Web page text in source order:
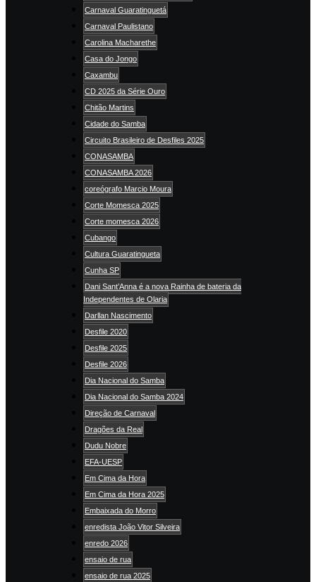
Carnaval Guaratinguetá
Carnaval Paulistano
Carolina Macharethe
Casa do Jongo
Caxambu
CD 2025 da Série Ouro
Chitão Martins
Cidade do Samba
Circuito Brasileiro de Desfiles 2025
CONASAMBA
CONASAMBA 2026
coreógrafo Marcio Moura
Corte Momesca 2025
Corte momesca 2026
Cubango
Cultura Guaratingueta
Cunha SP
Dani Sant’Anna é a nova Rainha de bateria da
Independentes de Olaria
Darllan Nascimento
Desfile 2020
Desfile 2025
Desfile 2026
Dia Nacional do Samba
Dia Nacional do Samba 2024
Direção de Carnaval
Dragões da Real
Dudu Nobre
EFA-UESP
Em Cima da Hora
Em Cima da Hora 2025
Embaixada do Morro
enredista João Vitor Silveira
enredo 2026
ensaio de rua
ensaio de rua 2025